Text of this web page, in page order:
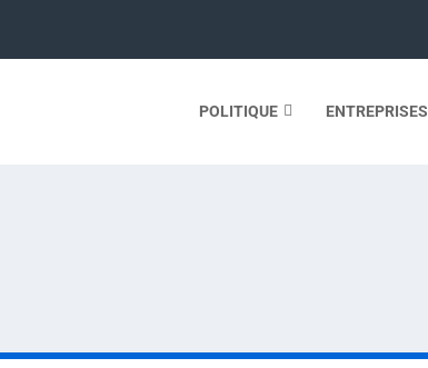
POLITIQUE ENTREPRISES